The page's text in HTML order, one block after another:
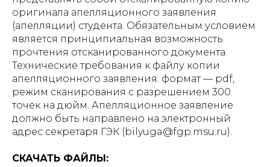
оригинала апелляционного заявления
(апелляции) студента. Обязательным условием
является принципиальная возможность
прочтения отсканированного документа.
Технические требования к файлу копии
апелляционного заявления: формат — pdf,
режим сканирования с разрешением 300
точек на дюйм. Апелляционное заявление
должно быть направлено на электронный
адрес секретаря ГЭК (bilyuga@fgp.msu.ru).
СКАЧАТЬ ФАЙЛЫ: